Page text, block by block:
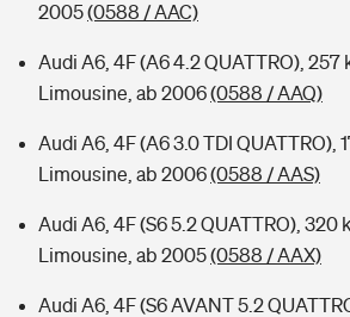
2005(0588 / AAC)
Audi A6, 4F (A6 4.2 QUATTRO), 257
Limousine, ab 2006(0588 / AAQ)
Audi A6, 4F (A6 3.0 TDI QUATTRO),
Limousine, ab 2006(0588 / AAS)
Audi A6, 4F (S6 5.2 QUATTRO), 320
Limousine, ab 2005(0588 / AAX)
Audi A6, 4F (S6 AVANT 5.2